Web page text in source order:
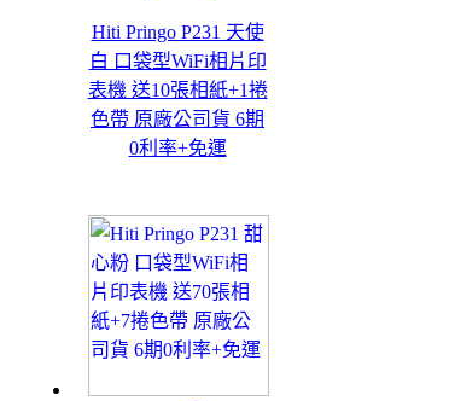
Hiti Pringo P231 天使
白 口袋型WiFi相片印
表機 送10張相紙+1捲
色帶 原廠公司貨 6期
0利率+免運